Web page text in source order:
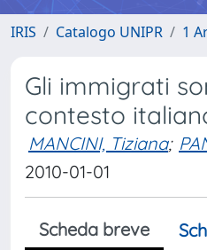
IRIS Catalogo UNIPR 1
Gli immigrati
contesto
MANCINI, Tiziana;
2010-01-01
Scheda breve